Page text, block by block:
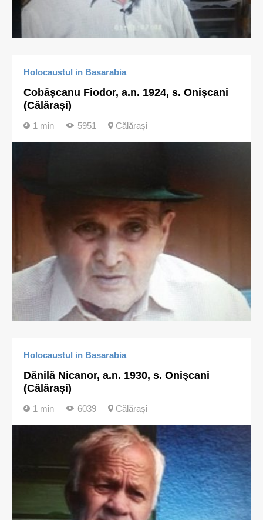
Holocaustul in Basarabia
Cobâșcanu Fiodor, a.n. 1924, s. Onişcani
(Călărași)
1 min 5951 Călărași
Holocaustul in Basarabia
Dănilă Nicanor, a.n. 1930, s. Onişcani
(Călărași)
1 min 6039 Călărași